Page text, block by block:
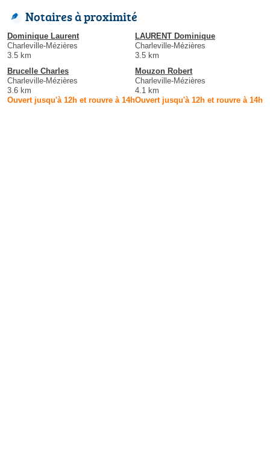
Notaires à proximité
Dominique Laurent
Charleville-Mézières
3.5 km
LAURENT Dominique
Charleville-Mézières
3.5 km
Brucelle Charles
Charleville-Mézières
3.6 km
Ouvert jusqu'à 12h et rouvre à 14h
Mouzon Robert
Charleville-Mézières
4.1 km
Ouvert jusqu'à 12h et rouvre à 14h